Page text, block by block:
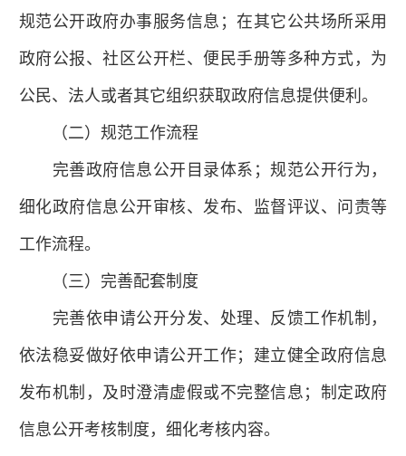
规范公开政府办事服务信息；在其它公共场所采用
政府公报、社区公开栏、便民手册等多种方式，为
公民、法人或者其它组织获取政府信息提供便利。
（二）规范工作流程
完善政府信息公开目录体系；规范公开行为，
细化政府信息公开审核、发布、监督评议、问责等
工作流程。
（三）完善配套制度
完善依申请公开分发、处理、反馈工作机制，
依法稳妥做好依申请公开工作；建立健全政府信息
发布机制，及时澄清虚假或不完整信息；制定政府
信息公开考核制度，细化考核内容。